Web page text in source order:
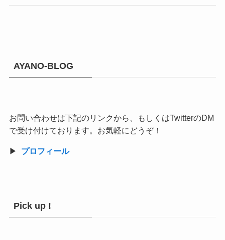
AYANO-BLOG
お問い合わせは下記のリンクから、もしくはTwitterのDM
で受け付けております。お気軽にどうぞ！
▶︎ プロフィール
Pick up !